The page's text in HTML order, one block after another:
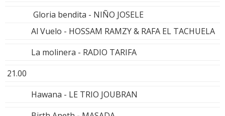
Gloria bendita - NIÑO JOSELE
Al Vuelo - HOSSAM RAMZY & RAFA EL TACHUELA
La molinera - RADIO TARIFA
21.00
Hawana - LE TRIO JOUBRAN